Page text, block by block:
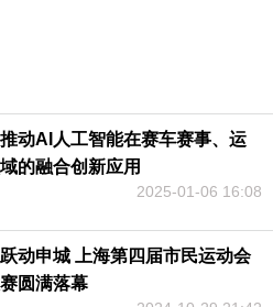
动AI人工智能在赛车赛事、运
的融合创新应用
2025-01-06 16:08
动申城 上海第四届市民运动会
圆满落幕